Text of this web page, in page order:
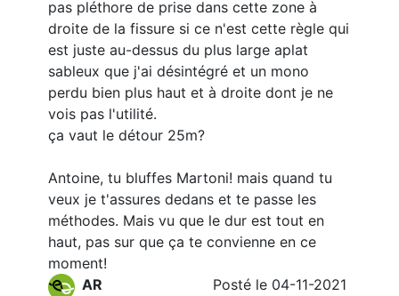
pas pléthore de prise dans cette zone à
droite de la fissure si ce n'est cette règle qui
est juste au-dessus du plus large aplat
sableux que j'ai désintégré et un mono
perdu bien plus haut et à droite dont je ne
vois pas l'utilité.
ça vaut le détour 25m?
Antoine, tu bluffes Martoni! mais quand tu
veux je t'assures dedans et te passe les
méthodes. Mais vu que le dur est tout en
haut, pas sur que ça te convienne en ce
moment!
AR
Posté le 04-11-2021